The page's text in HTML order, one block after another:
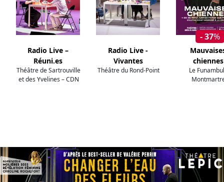
Radio Live –
Réuni.es
Théâtre de Sartrouville
et des Yvelines – CDN
Radio Live -
Vivantes
Théâtre du Rond-Point
- 37%
chiennes
Le